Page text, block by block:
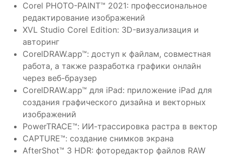
Corel PHOTO-PAINT™ 2021: профессиональное
редактирование изображений
XVL Studio Corel Edition: 3D-визуализация и
авторинг
CorelDRAW.app™: доступ к файлам, совместная
работа, а также разработка графики онлайн
через веб-браузер
CorelDRAW.app™ для iPad: приложение iPad для
создания графического дизайна и векторных
изображений
PowerTRACE™: ИИ-трассировка растра в вектор
CAPTURE™: создание снимков экрана
AfterShot™ 3 HDR: фоторедактор файлов RAW